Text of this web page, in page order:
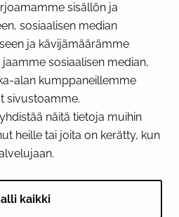
sisällön ja
sosiaalisen median
ja kävijämäärämme
sosiaalisen median,
alan kumppaneillemme
sivustoamme.
näitä tietoja muihin
heille tai joita on kerätty, kun
kaikki
MEDIA
InstagramYouTube